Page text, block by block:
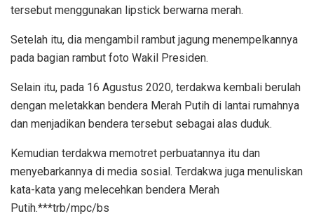
tersebut menggunakan lipstick berwarna merah.
Setelah itu, dia mengambil rambut jagung menempelkannya
pada bagian rambut foto Wakil Presiden.
Selain itu, pada 16 Agustus 2020, terdakwa kembali berulah
dengan meletakkan bendera Merah Putih di lantai rumahnya
dan menjadikan bendera tersebut sebagai alas duduk.
Kemudian terdakwa memotret perbuatannya itu dan
menyebarkannya di media sosial. Terdakwa juga menuliskan
kata-kata yang melecehkan bendera Merah
Putih.***trb/mpc/bs